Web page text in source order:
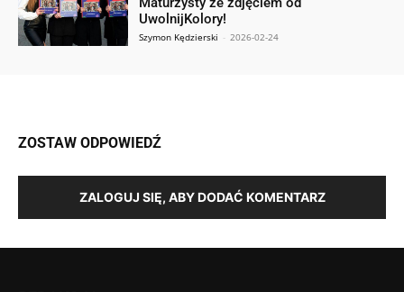
UwolnijKolory!
Szymon Kędzierski - 2026-02-24
ZOSTAW ODPOWIEDŹ
ZALOGUJ SIĘ, ABY DODAĆ KOMENTARZ